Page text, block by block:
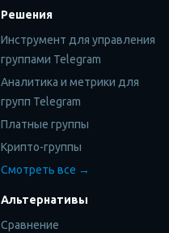
Решения
Инструмент для управления
группами Telegram
Аналитика и метрики для
групп Telegram
Платные группы
Крипто-группы
Смотреть все →
Альтернативы
Сравнение